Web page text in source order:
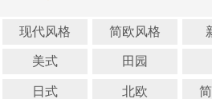
现代风格 简欧风格
美式 田园
日式 北欧